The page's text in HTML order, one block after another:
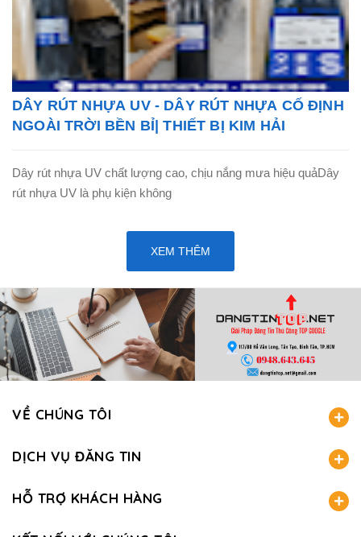
DÂY RÚT NHỰA UV - DÂY RÚT NHỰA CỐ ĐỊNH
NGOÀI TRỜI BỀN BỈ| THIẾT BỊ KIM HẢI
Dây rút nhựa UV chất lượng cao, chịu nắng mưa hiệu quảDây
rút nhựa UV là phụ kiện không
XEM THÊM
VỀ CHÚNG TÔI
DỊCH VỤ ĐĂNG TIN
HỖ TRỢ KHÁCH HÀNG